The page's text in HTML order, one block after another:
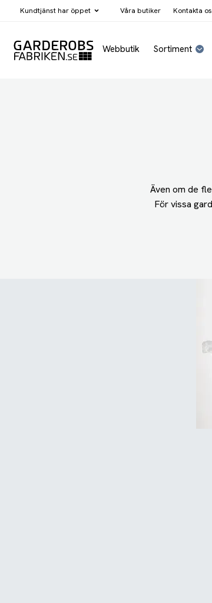
Webbutik Sortiment
Kundtjänst har öppet Våra butiker Kontakta
Även om de
För vissa